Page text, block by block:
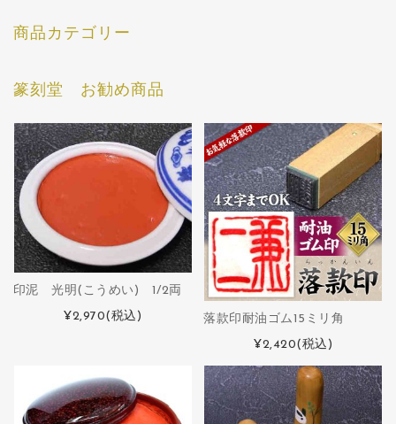
商品カテゴリー
篆刻堂 お勧め商品
印泥 光明(こうめい) 1/2両
¥2,970(税込)
落款印耐油ゴム15ミリ角
¥2,420(税込)